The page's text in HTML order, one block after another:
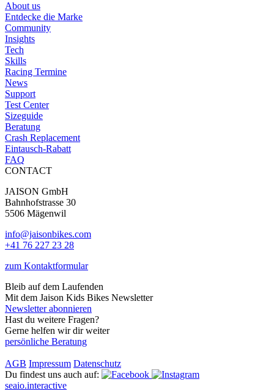
About us
Entdecke die Marke
Community
Insights
Tech
Skills
Racing Termine
News
Support
Test Center
Sizeguide
Beratung
Crash Replacement
Eintausch-Rabatt
FAQ
CONTACT
JAISON GmbH
Bahnhofstrasse 30
5506 Mägenwil
info@jaisonbikes.com
+41 76 227 23 28
zum Kontaktformular
Bleib auf dem Laufenden
Mit dem Jaison Kids Bikes Newsletter
Newsletter abonnieren
Hast du weitere Fragen?
Gerne helfen wir dir weiter
persönliche Beratung
AGB Impressum Datenschutz
Du findest uns auch auf:
seaio.interactive